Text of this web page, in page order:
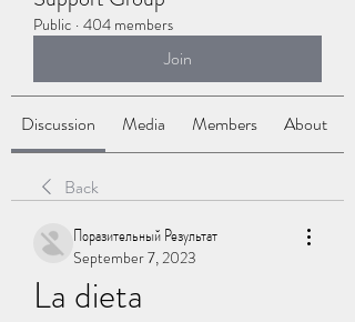
Public · 404 members
Join
Discussion Media Members About
Back
Поразительный Результат
September 7, 2023
La dieta